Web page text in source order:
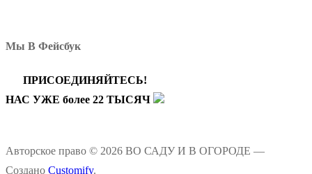
Мы В Фейсбук
ПРИСОЕДИНЯЙТЕСЬ!
НАС УЖЕ более 22 ТЫСЯЧ
Авторское право © 2026 ВО САДУ И В ОГОРОДЕ —
Создано Customify.